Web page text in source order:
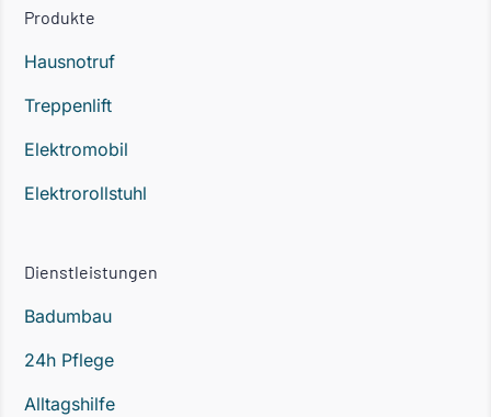
Produkte
Hausnotruf
Treppenlift
Elektromobil
Elektrorollstuhl
Dienstleistungen
Badumbau
24h Pflege
Alltagshilfe